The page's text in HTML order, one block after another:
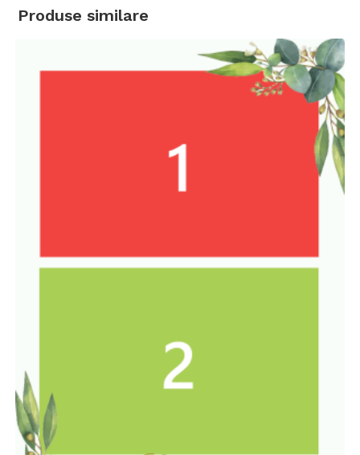
Produse similare